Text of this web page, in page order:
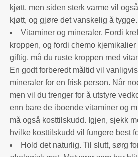
kjøtt, men siden sterk varme vil
kjøtt, og gjøre det vanskelig å tygge.
Vitaminer og mineraler. Fordi
kroppen, og fordi chemo
giftig, må du ruste kroppen med
En godt forberedt måltid vil
mineraler for en frisk person. Når
men vil du trenger for å utstyre
enn bare de iboende vitaminer og
må også kosttilskudd. Igjen, sjekk
hvilke kosttilskudd vil fungere best
Hold det naturlig. Til slutt, sørg